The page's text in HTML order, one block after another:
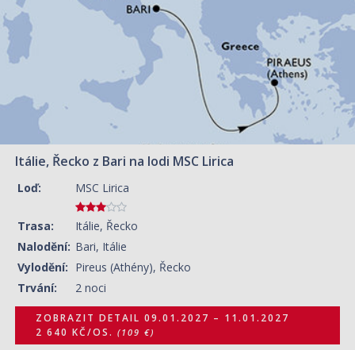
Itálie, Řecko z Bari na lodi MSC Lirica
Loď: MSC Lirica
Trasa:
Itálie, Řecko
Nalodění: Bari, Itálie
Vylodění: Pireus (Athény), Řecko
Trvání:
2 noci
ZOBRAZIT DETAIL 09.01.2027 – 11.01.2027
2 640 KČ/OS. (109 €)